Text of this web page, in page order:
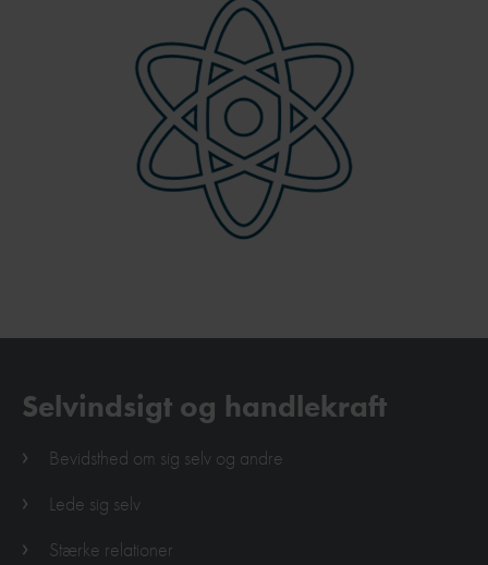
Selvindsigt og handlekraft
Bevidsthed om sig selv og andre
Lede sig selv
Stærke relationer